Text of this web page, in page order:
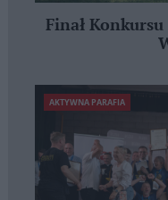
Finał
AKTYWNA PARAFIA